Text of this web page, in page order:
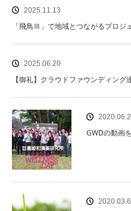
2025.11.13
「飛鳥Ⅲ」で地域とつながるプロ
2025.06.20
【御礼】クラウドファウンディン
GWDの動画
2020.03.6